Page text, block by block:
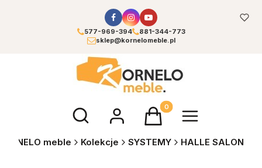
577-969-394
881-344-773
sklep@kornelomeble.pl
Otwórz wyszukiwarkęProdukty w koszyku: 0.
meble Kolekcje SYSTEMY HALLE SALON